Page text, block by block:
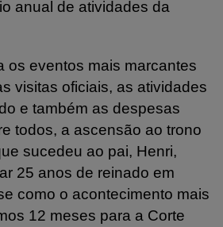
anual de atividades da
os eventos mais marcantes
visitas oficiais, as atividades
e também as despesas
todos, a ascensão ao trono
sucedeu ao pai, Henri,
25 anos de reinado em
como o acontecimento mais
12 meses para a Corte